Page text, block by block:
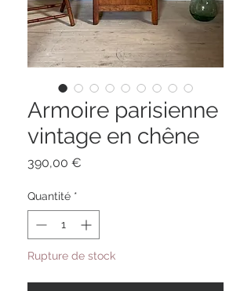
Armoire parisienne
vintage en chêne
390,00 €
Quantité *
Rupture de stock